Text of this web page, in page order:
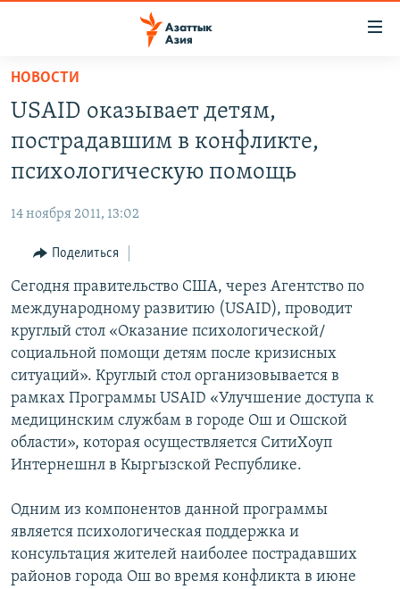
Вернуться
основному
содержанию
Вернутся
главной
навигации
Вернутся
поиску
ТАДЖИКИСТАН
ВОЙНА В УКРАИНЕ
ҚАЗАҚША
КЫРГЫЗЧА
ЎЗБЕКЧА
ТОҶИКӢ
TÜRKMENÇE
Все сайты РСЕ/РС
НОВОСТИ
USAID оказывает детям,
пострадавшим в конфликте,
психологическую помощь
14 ноября 2011, 13:02
Поделиться
Сегодня правительство США, через Агентство по
международному развитию (USAID), проводит
круглый стол «Оказание психологической/
социальной помощи детям после кризисных
ситуаций». Круглый стол организовывается в
рамках Программы USAID «Улучшение доступа к
медицинским службам в городе Ош и Ошской
области», которая осуществляется СитиХоуп
Интернешнл в Кыргызской Республике.
Одним из компонентов данной программы
является психологическая поддержка и
консультация жителей наиболее пострадавших
районов города Ош во время конфликта в июне